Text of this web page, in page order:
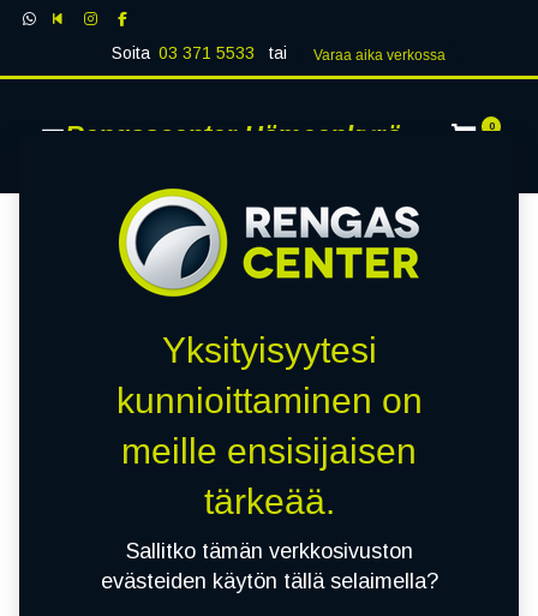
Soita 03 371 5533 tai Varaa aika verk​​​​ossa
Rengascenter Hämeenkyrö 0
Yksityisyytesi
kunnioittaminen on
meille ensisijaisen
tärkeää.
Sallitko tämän verkkosivuston
evästeiden käytön tällä selaimella?